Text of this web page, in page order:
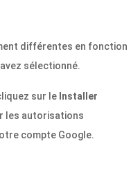
différentes en fonction
sélectionné.
sur le Installer
les autorisations
compte Google.